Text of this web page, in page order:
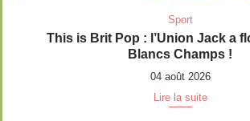
Sport
This is Brit Pop : l’Union Jack a
Blancs Champs !
04 août 2026
Lire la suite